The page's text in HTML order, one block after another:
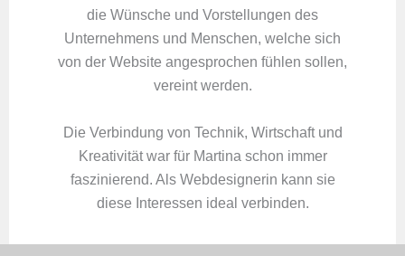
die Wünsche und Vorstellungen des
Unternehmens und Menschen, welche sich
von der Website angesprochen fühlen sollen,
vereint werden.
Die Verbindung von Technik, Wirtschaft und
Kreativität war für Martina schon immer
faszinierend. Als Webdesignerin kann sie
diese Interessen ideal verbinden.